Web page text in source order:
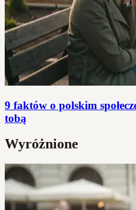
9 faktów o polskim
tobą
Wyróżnione